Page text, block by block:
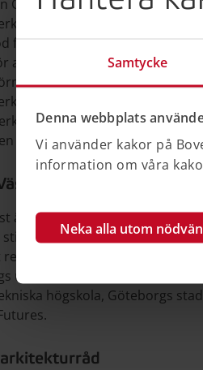
Samtycke
Denna webbplats
Vi använder kakor på
information om våra
Neka alla utom
Center i Malmö är en plattform
i södra Sverige. 2018 utsågs
för gestaltad livsmiljö.
att Form/Design Center som
och generera kunskap
i omställningen till ett
är en
av våra livsmiljöer - platserna
är ett nätverk för aktörer
till nya former av
till vårt framtida sätt
universitet och Västra
högskola, Göteborgs